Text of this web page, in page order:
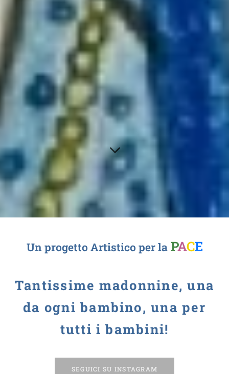
Un progetto Artistico per la PACE
Tantissime madonnine, una
da ogni bambino, una per
tutti i bambini!
SEGUICI SU INSTAGRAM